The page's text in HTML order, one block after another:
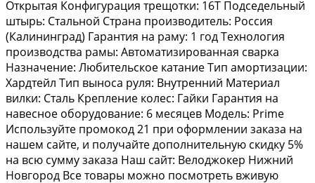
Открытая Конфигурация трещотки: 16Т Подседельный
штырь: Стальной Страна производитель: Россия
(Калининград) Гарантия на раму: 1 год Технология
производства рамы: Автоматизированная сварка
Назначение: Любительское катание Тип амортизации:
Хардтейл Тип выноса руля: Внутренний Материал
вилки: Сталь Крепление колес: Гайки Гарантия на
навесное оборудование: 6 месяцев Модель: Рrimе
Используйте промокод 21 при оформлении заказа на
нашем сайте, и получайте дополнительную скидку 5%
на всю сумму заказа Наш сайт: Велоджокер Нижний
Новгород Все товары можно посмотреть вживую